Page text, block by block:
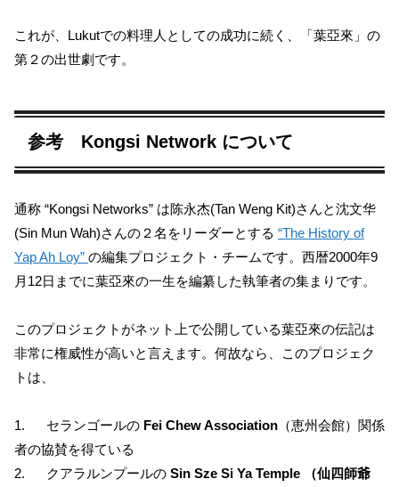
これが、Lukutでの料理人としての成功に続く、「葉亞來」の
第２の出世劇です。
参考 Kongsi Network について
通称 “Kongsi Networks” は陈永杰(Tan Weng Kit)さんと沈文华
(Sin Mun Wah)さんの２名をリーダーとする “The History of
Yap Ah Loy” の編集プロジェクト・チームです。西暦2000年9
月12日までに葉亞來の一生を編纂した執筆者の集まりです。
このプロジェクトがネット上で公開している葉亞來の伝記は
非常に権威性が高いと言えます。何故なら、このプロジェク
トは、
1. セランゴールの Fei Chew Association （恵州会館）関係
者の協賛を得ている
2. クアラルンプールの Sin Sze Si Ya Temple （仙四師爺